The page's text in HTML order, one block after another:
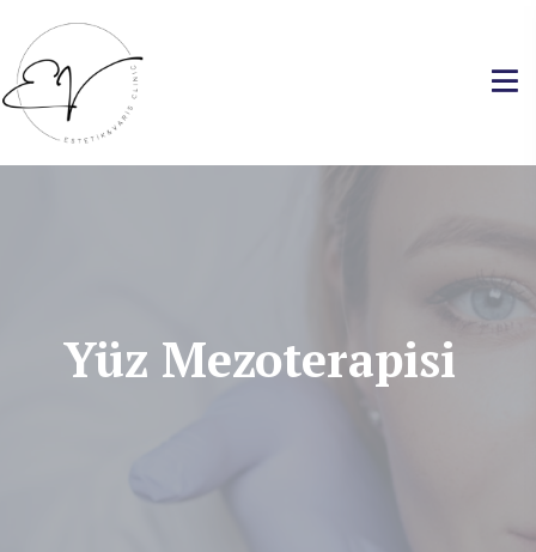
Yüz Mezoterapisi